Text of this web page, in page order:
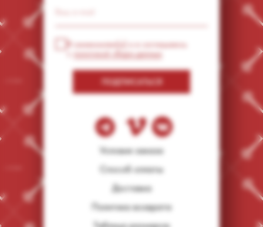
Условия заказа
Способ оплаты
Доставка
Политика возврата
Я ознакомлен(а) и я соглашаюсь
политикой сбора данных
ПОДПИСАТЬСЯ